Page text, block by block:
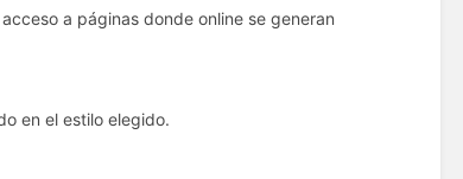
a páginas donde online se generan
en el estilo elegido.